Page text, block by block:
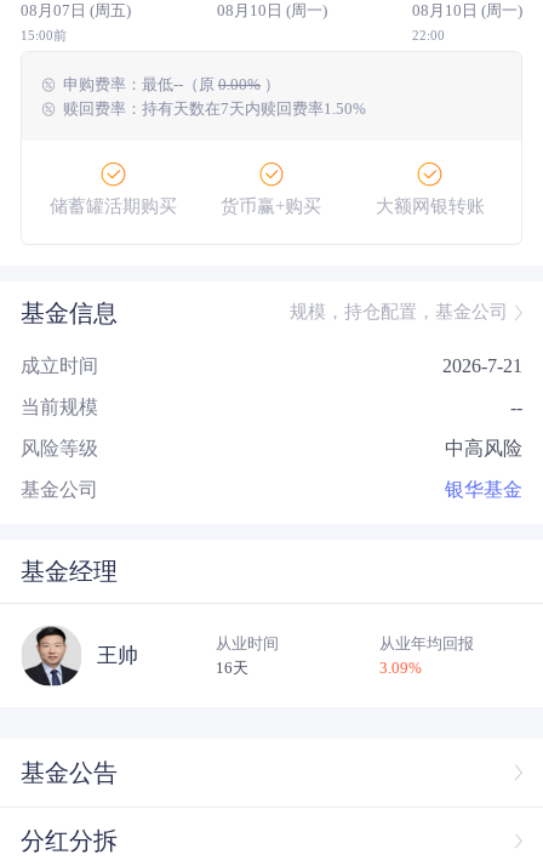
今年以来
成立以来 -0.09%
08月07日 (周五)
15:00前
08月10日 (周一) 08月10日 (周一)
22:00
申购费率： 最低--（原 0.00%）
赎回费率：持有天数在7天内赎回费率1.50%
储蓄罐活期购买 货币赢+购买 大额网银转账
基金信息 规模，持仓配置，基金公司
成立时间 2026-7-21
当前规模 --
风险等级 中高风险
基金公司 银华基金
基金经理
王帅
从业时间
16天
从业年均回报
3.09%
基金公告
分红分拆